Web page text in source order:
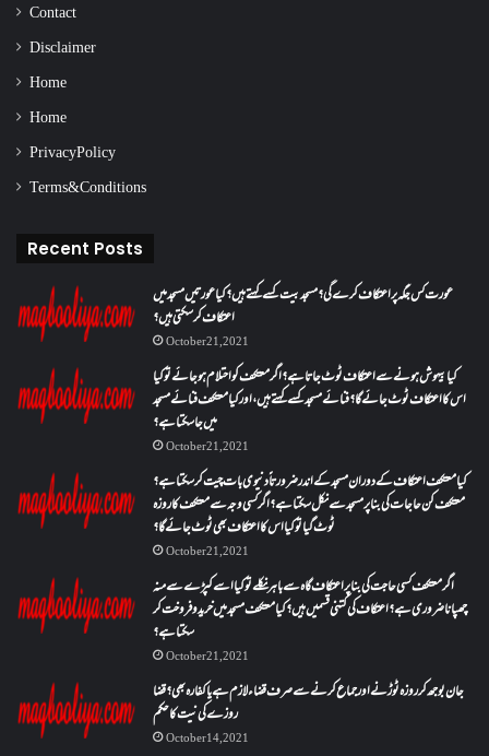
Contact
Disclaimer
Home
Home
Privacy Policy
Terms & Conditions
Recent Posts
عورت کس جگہ پر اعتکاف کرے گی؟مسجد بیت کسے کہتے ہیں؟کیا عورتیں مسجد میں
اعتکاف کر سکتی ہیں؟
October 21, 2021
کیا بیہوش ہونے سے اعتکاف ٹوٹ جاتا ہے؟ اگر معتکف کو احتلام ہو جائے تو کیا
اس کا اعتکاف ٹوٹ جائے گا؟فنائے مسجد کسے کہتے ہیں ، اور کیا معتکف فنائے مسجد
میں جا سکتا ہے؟
October 21, 2021
کیا معتکف اعتکاف کے دوران مسجد کے اندر ضرورتاً دنیوی بات چیت کر سکتا ہے؟
معتکف کن حاجات کی بنا پر مسجد سے نکل سکتا ہے؟ اگر کسی وجہ سے معتکف کا روزہ
ٹوٹ گیا تو کیا اس کا اعتکاف بھی ٹوٹ جائے گا؟
October 21, 2021
اگر معتکف کسی حاجت کی بنا پر اعتکاف گاہ سے باہر نکلے تو کیا اسے کپڑے سے منہ
چھپانا ضروری ہے؟اعتکاف کی کتنی قسمیں ہیں؟کیا معتکف مسجد میں خرید و فروخت کر
سکتا ہے؟
October 21, 2021
جان بوجھ کر روزہ ٹوڑنے اور جماع کرنے سے صرف قضاء لازم ہے یا کفارہ بھی؟ قضا
روزے کی نیت کا حکم
October 14, 2021